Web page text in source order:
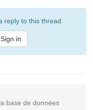
reply to this thread.
Sign in
base de données